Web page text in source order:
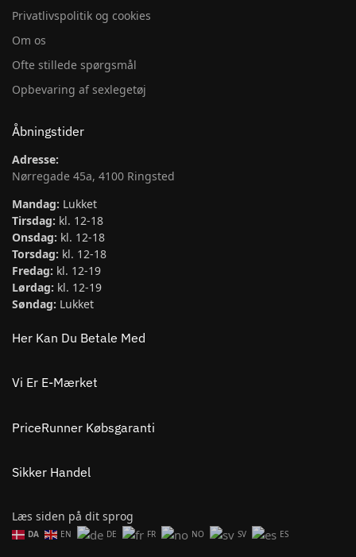
Privatlivspolitik og cookies
Om os
Ofte stillede spørgsmål
Opbevaring af sexlegetøj
Åbningstider
Adresse:
Nørregade 45a, 4100 Ringsted
Mandag: Lukket
Tirsdag: kl. 12-18
Onsdag: kl. 12-18
Torsdag: kl. 12-18
Fredag: kl. 12-19
Lørdag: kl. 12-19
Søndag: Lukket
Her Kan Du Betale Med
Vi Er E-Mærket
PriceRunner Købsgaranti
Sikker Handel
Læs siden på dit sprog
DA EN DE FR NO SV ES